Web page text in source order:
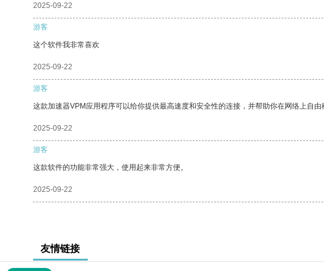
2025-09-22
游客
这个软件我非常喜欢
2025-09-22
游客
这款加速器VPM应用程序可以给你提供最高速度和安全性的连接，并帮助你在网络上自由
2025-09-22
游客
这款软件的功能非常强大，使用起来非常方便。
2025-09-22
友情链接